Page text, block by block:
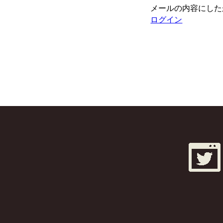
メールの内容にし
ログイン